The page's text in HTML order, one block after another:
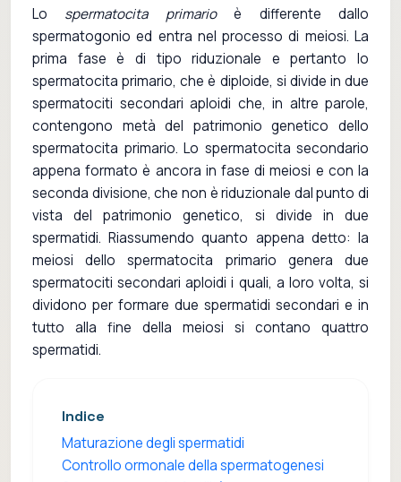
Lo spermatocita primarioè differente dallo
spermatogonio ed entra nel processo di meiosi. La
prima fase è di tipo riduzionale e pertanto lo
spermatocita primario, che è diploide, si divide in due
spermatociti secondari aploidi che, in altre parole,
contengono metà del patrimonio genetico dello
spermatocita primario. Lo spermatocita secondario
appena formato è ancora in fase di meiosi e con la
seconda divisione, che non è riduzionale dal punto di
vista del patrimonio genetico, si divide in due
spermatidi. Riassumendo quanto appena detto: la
meiosi dello spermatocita primario genera due
spermatociti secondari aploidi i quali, a loro volta, si
dividono per formare due spermatidi secondari e in
tutto alla fine della meiosi si contano quattro
spermatidi.
Indice
Maturazione degli spermatidi
Controllo ormonale della spermatogenesi